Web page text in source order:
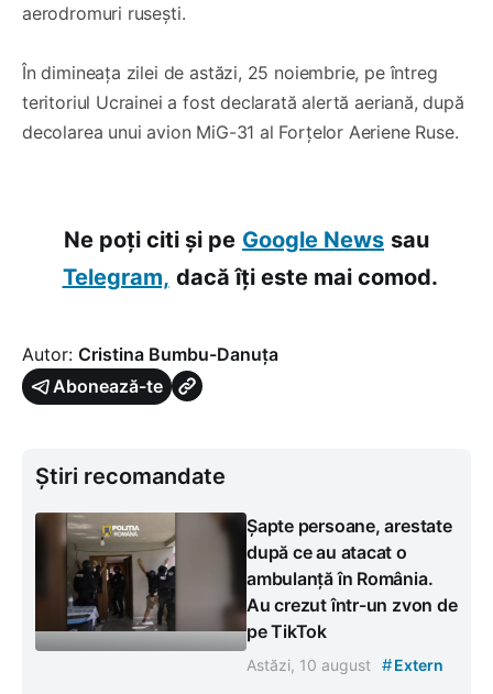
aerodromuri rusești.
În dimineața zilei de astăzi, 25 noiembrie, pe întreg
teritoriul Ucrainei a fost declarată alertă aeriană, după
decolarea unui avion MiG-31 al Forțelor Aeriene Ruse.
Ne poți citi și pe Google News sau
Telegram, dacă îți este mai comod.
Autor: Cristina Bumbu-Danuța
Abonează-te
Știri recomandate
Șapte persoane, arestate
după ce au atacat o
ambulanță în România.
Au crezut într-un zvon de
pe TikTok
Astăzi, 10 august #Extern